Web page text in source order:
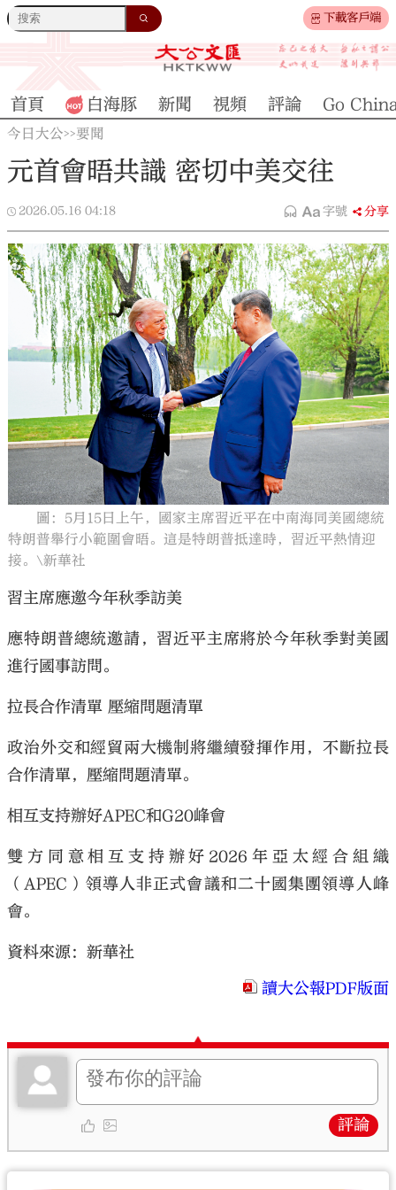
下載客戶端
大公文匯
首頁 白海豚 新聞 視頻 評論 Go
今日大公>>要聞
元首會晤共識 密切中美交往
2026.05.16 04:18 字號 分享
圖：5月15日上午，國家主席習近平在中南海同美國總統
特朗普舉行小範圍會晤。這是特朗普抵達時，習近平熱情迎
接。\新華社
習主席應邀今年秋季訪美
應特朗普總統邀請，習近平主席將於今年秋季對美國
進行國事訪問。
拉長合作清單 壓縮問題清單
政治外交和經貿兩大機制將繼續發揮作用，不斷拉長
合作清單，壓縮問題清單。
相互支持辦好APEC和G20峰會
雙方同意相互支持辦好2026年亞太經合組織
（APEC）領導人非正式會議和二十國集團領導人峰
會。
資料來源：新華社
讀大公報PDF版面
評論